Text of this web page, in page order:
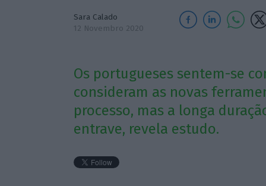
Sara Calado
12 Novembro 2020
Os portugueses sentem-se
consideram as novas
processo, mas a longa
entrave, revela estudo.